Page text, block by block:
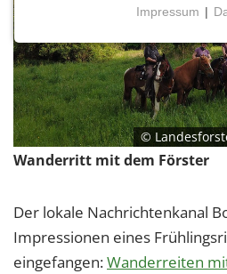
©
Wanderritt mit dem Förster
Der lokale Nachrichtenkanal
Impressionen eines
eingefangen:Wanderreiten
Notwendige Cookies
Funktionen und sind für
der Website erforderlich.
Einverständnis-Cookie
Dieser Cookie speichert die
Einverständnis-Optionen
Impressum |